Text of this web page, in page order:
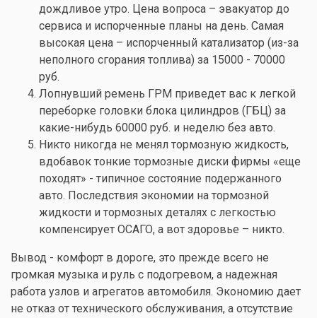
дождливое утро. Цена вопроса – эвакуатор до
сервиса и испорченные планы на день. Самая
высокая цена – испорченный катализатор (из-за
неполного сгорания топлива) за 15000 - 70000
руб.
Лопнувший ремень ГРМ приведет вас к легкой
переборке головки блока цилиндров (ГБЦ) за
какие-нибудь 60000 руб. и неделю без авто.
Никто никогда не менял тормозную жидкость,
вдобавок тонкие тормозные диски фирмы «еще
походят» - типичное состояние подержанного
авто. Последствия экономии на тормозной
жидкости и тормозных деталях с легкостью
компенсирует ОСАГО, а вот здоровье – никто.
Вывод - комфорт в дороге, это прежде всего не
громкая музыка и руль с подогревом, а надежная
работа узлов и агрегатов автомобиля. Экономию дает
не отказ от технического обслуживания, а отсутствие